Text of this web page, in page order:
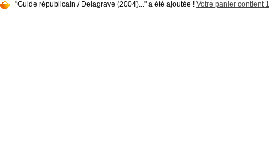
"Guide républicain / Delagrave (2004)..." a été ajoutée ! Votre panier contient